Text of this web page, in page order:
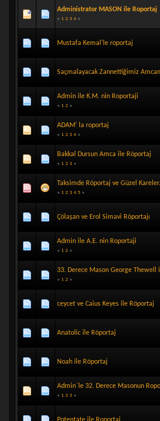
Administrator MASON ile Roportaj
« 1 2 3 4»
Mustafa Kemal'le roportaj
Saçmalayacak Zannettiğimiz
Admin ile K.M. nin Roportaji
« 1 2 »
ADAM' la roportaj
« 1 2 3 4»
Bakkal Dursun Amca ile Röportaj
« 1 2 3»
Taksimde Röportaj ve Güzel
« 1 2 3 4 5 »
Çölaşan ve Erol Simavi Röportajı
Admin ile A.E. nin Roportaji
« 1 2 »
33. Derece Mason George Thewell
« 1 2 »
ceycet ve Caius Keyes ile Röportaj
Anatolic ile Röportaj
Noah ile Röportaj
Admin`le 32. Derece Masonun
« 1 2 3»